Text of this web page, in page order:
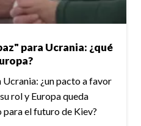
para Ucrania: ¿qué
¿un pacto a favor
rol y Europa queda
el futuro de Kiev?